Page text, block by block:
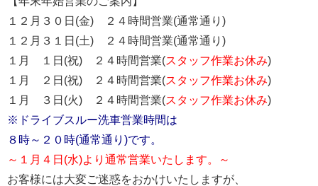
１２月３０日(金) ２４時間営業(通常通り)
１２月３１日(土) ２４時間営業(通常通り)
１月 １日(祝) ２４時間営業(スタッフ作業お休み)
１月 ２日(祝) ２４時間営業(スタッフ作業お休み)
１月 ３日(火) ２４時間営業(スタッフ作業お休み)
※ドライブスルー洗車営業時間は
８時～２０時(通常通り)です。
～１月４日(水)より通常営業いたします。～
お客様には大変ご迷惑をおかけいたしますが、